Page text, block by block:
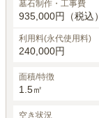
墓石制作・工事費
935,000円（税込
利用料(永代使用料)
240,000円
面積/特徴
1.5㎡
空き状況